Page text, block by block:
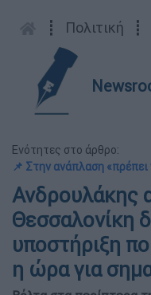
┋ Πολιτική ┋
Ενότητες στο άρθρο:
📌 Στην ανάπλαση
Ανδρουλάκης
Θεσσαλονίκη
υποστήριξη
η ώρα για